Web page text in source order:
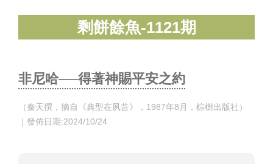
剩餅餘魚-1121期
非尼哈──得著神賜平安之約
（秦天撰，摘自《典型在夙昔》，1987年8月，棕樹出版社）
｜發佈日期:2024/10/24